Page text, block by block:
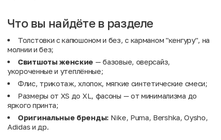
Что вы найдёте в разделе
Толстовки с капюшоном и без, с карманом "кенгуру", на
молнии и без;
Свитшоты женские — базовые, оверсайз,
укороченные и утеплённые;
Флис, трикотаж, хлопок, мягкие синтетические смеси;
Размеры от XS до XL, фасоны — от минимализма до
яркого принта;
Оригинальные бренды: Nike, Puma, Bershka, Oysho,
Adidas и др.